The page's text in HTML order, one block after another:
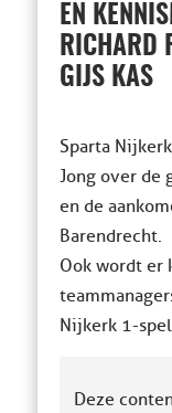
EN
RICHARD
GIJS KAS
Sparta
Jong over de
en de
Barendrecht.
Ook wordt er
Nijkerk 1-
Deze